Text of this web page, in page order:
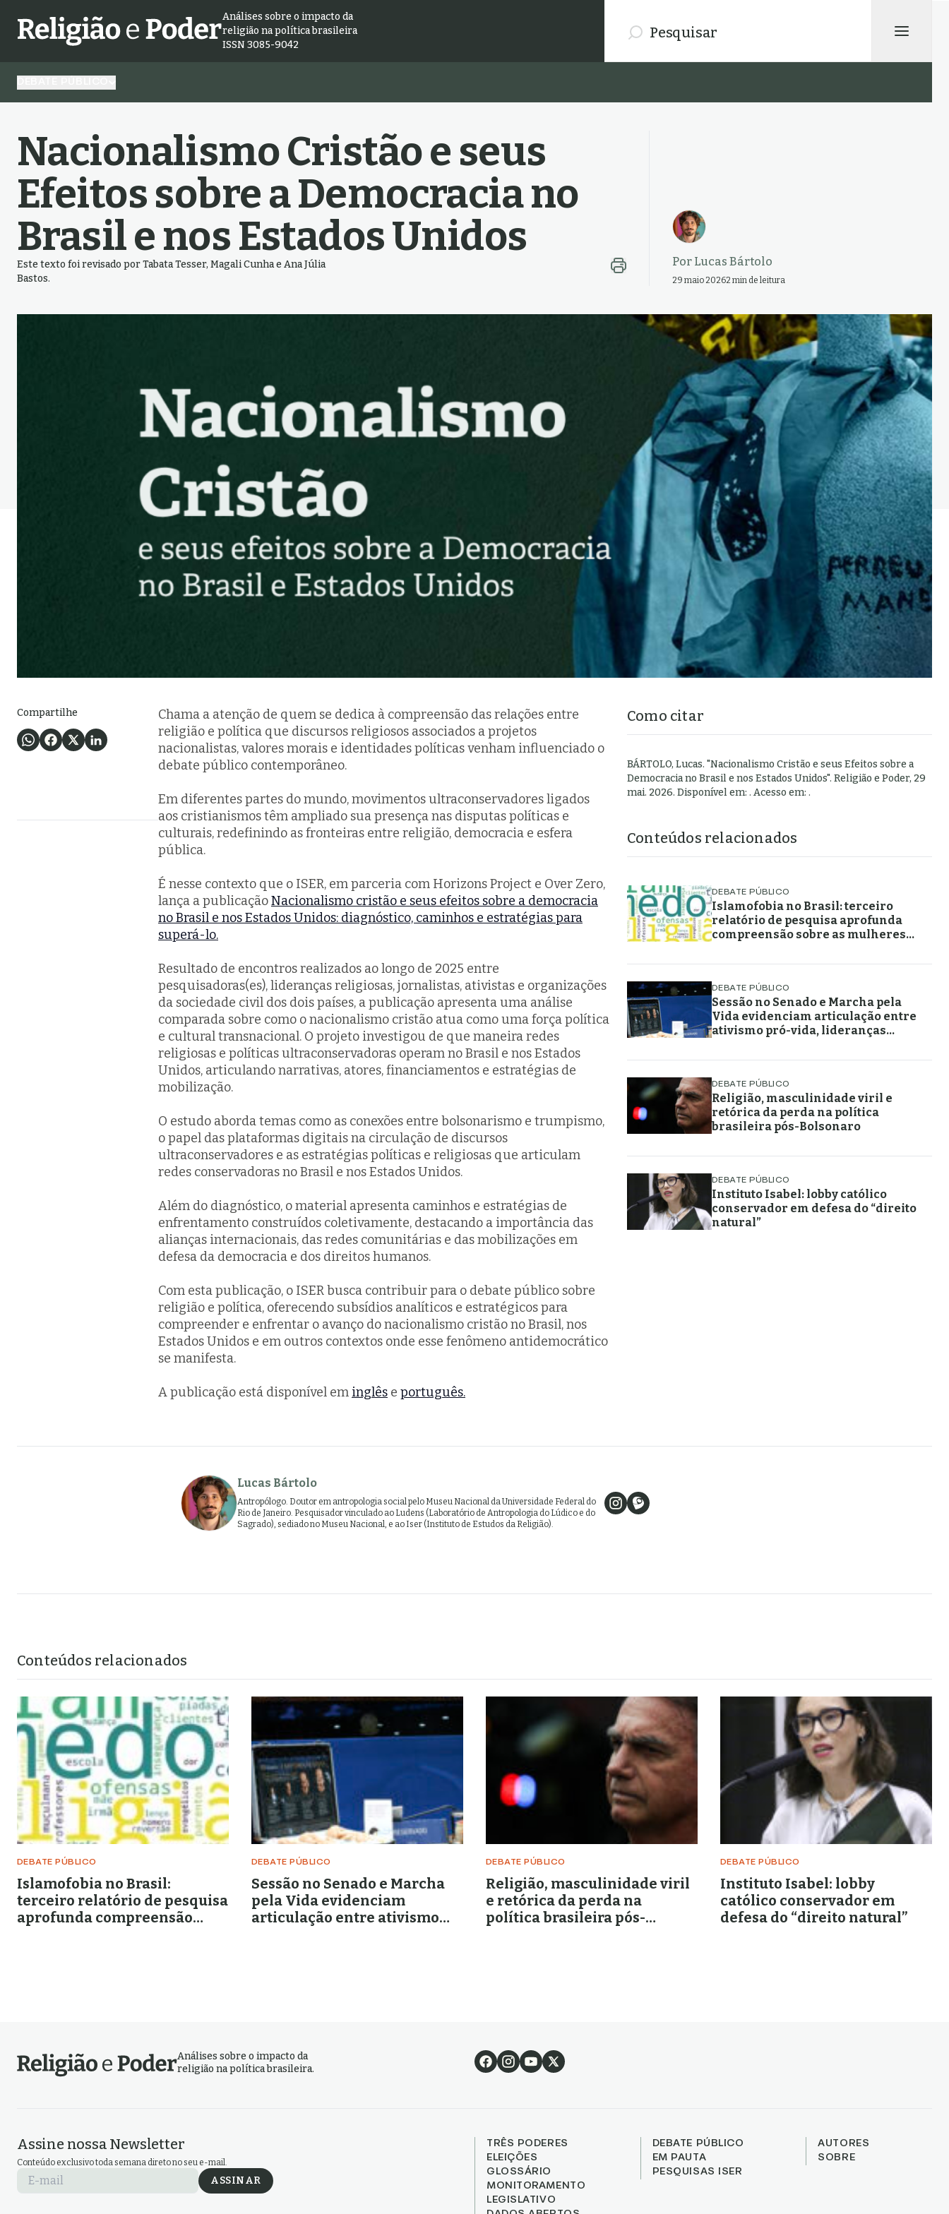
Análises sobre o impacto da
religião na política brasileira
ISSN 3085-9042
Nacionalismo Cristão e seus
Efeitos sobre a Democracia no
Brasil e nos Estados Unidos
Este texto foi revisado por Tabata Tesser, Magali Cunha e Ana Júlia
Bastos.
Por Lucas Bártolo
29 maio 20262 min de leitura
Compartilhe
Chama a atenção de quem se dedica à compreensão das relações entre
religião e política que discursos religiosos associados a projetos
nacionalistas, valores morais e identidades políticas venham influenciado o
debate público contemporâneo.
Em diferentes partes do mundo, movimentos ultraconservadores ligados
aos cristianismos têm ampliado sua presença nas disputas políticas e
culturais, redefinindo as fronteiras entre religião, democracia e esfera
pública.
É nesse contexto que o ISER, em parceria com Horizons Project e Over Zero,
lança a publicaçãoNacionalismo cristão e seus efeitos sobre a democracia
no Brasil e nos Estados Unidos: diagnóstico, caminhos e estratégias para
superá-lo.
Resultado de encontros realizados ao longo de 2025 entre
pesquisadoras(es), lideranças religiosas, jornalistas, ativistas e organizações
da sociedade civil dos dois países, a publicação apresenta uma análise
comparada sobre como o nacionalismo cristão atua como uma força política
e cultural transnacional. O projeto investigou de que maneira redes
religiosas e políticas ultraconservadoras operam no Brasil e nos Estados
Unidos, articulando narrativas, atores, financiamentos e estratégias de
mobilização.
O estudo aborda temas como as conexões entre bolsonarismo e trumpismo,
o papel das plataformas digitais na circulação de discursos
ultraconservadores e as estratégias políticas e religiosas que articulam
redes conservadoras no Brasil e nos Estados Unidos.
Além do diagnóstico, o material apresenta caminhos e estratégias de
enfrentamento construídos coletivamente, destacando a importância das
alianças internacionais, das redes comunitárias e das mobilizações em
defesa da democracia e dos direitos humanos.
Com esta publicação, o ISER busca contribuir para o debate público sobre
religião e política, oferecendo subsídios analíticos e estratégicos para
compreender e enfrentar o avanço do nacionalismo cristão no Brasil, nos
Estados Unidos e em outros contextos onde esse fenômeno antidemocrático
se manifesta.
A publicação está disponível em inglês e português.
Como citar
BÁRTOLO, Lucas. "Nacionalismo Cristão e seus Efeitos sobre a
Democracia no Brasil e nos Estados Unidos". Religião e Poder, 29
mai. 2026. Disponível em: . Acesso em: .
Conteúdos relacionados
DEBATE PÚBLICO
Islamofobia no Brasil: terceiro
relatório de pesquisa aprofunda
compreensão sobre as mulheres
DEBATE PÚBLICO
Sessão no Senado e Marcha pela
Vida evidenciam articulação entre
ativismo pró-vida, lideranças
política
DEBATE PÚBLICO
Religião, masculinidade viril e
retórica da perda na política
brasileira pós-Bolsonaro
DEBATE PÚBLICO
Instituto Isabel: lobby católico
conservador em defesa do “direito
natural”
Lucas Bártolo
Antropólogo. Doutor em antropologia social pelo Museu Nacional da Universidade Federal do
Rio de Janeiro. Pesquisador vinculado ao Ludens (Laboratório de Antropologia do Lúdico e do
Sagrado), sediado no Museu Nacional, e ao Iser (Instituto de Estudos da Religião).
Conteúdos relacionados
DEBATE PÚBLICO
Islamofobia no Brasil:
terceiro relatório de pesquisa
aprofunda compreensão
DEBATE PÚBLICO
Sessão no Senado e Marcha
pela Vida evidenciam
articulação entre ativismo
DEBATE PÚBLICO
Religião, masculinidade viril
e retórica da perda na
política brasileira pós-
DEBATE PÚBLICO
Instituto Isabel: lobby
católico conservador em
defesa do “direito natural”
Análises sobre o impacto da
religião na política brasileira.
Assine nossa Newsletter
Conteúdo exclusivo toda semana direto no seu e-mail.
E-mail ASSINAR
TRÊS PODERES
ELEIÇÕES
GLOSSÁRIO
MONITORAMENTO
LEGISLATIVO
DEBATE PÚBLICO
EM PAUTA
PESQUISAS ISER
AUTORES
SOBRE